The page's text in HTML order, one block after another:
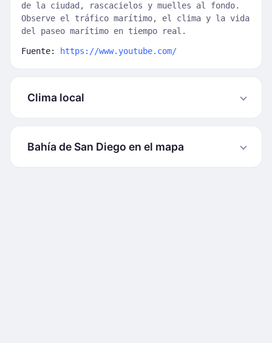
de la ciudad, rascacielos y muelles al fondo.
Observe el tráfico marítimo, el clima y la vida
del paseo marítimo en tiempo real.
Fuente: https://www.youtube.com/
Clima local
Bahía de San Diego en el mapa